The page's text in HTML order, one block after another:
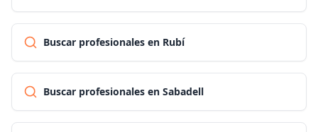
Buscar profesionales en Rubí
Buscar profesionales en Sabadell